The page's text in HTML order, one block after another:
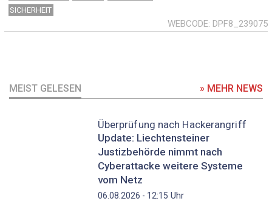
SICHERHEIT
WEBCODE DPF8_239075
MEIST GELESEN » MEHR NEWS
Überprüfung nach Hackerangriff
Update: Liechtensteiner
Justizbehörde nimmt nach
Cyberattacke weitere Systeme
vom Netz
06.08.2026 - 12:15 Uhr